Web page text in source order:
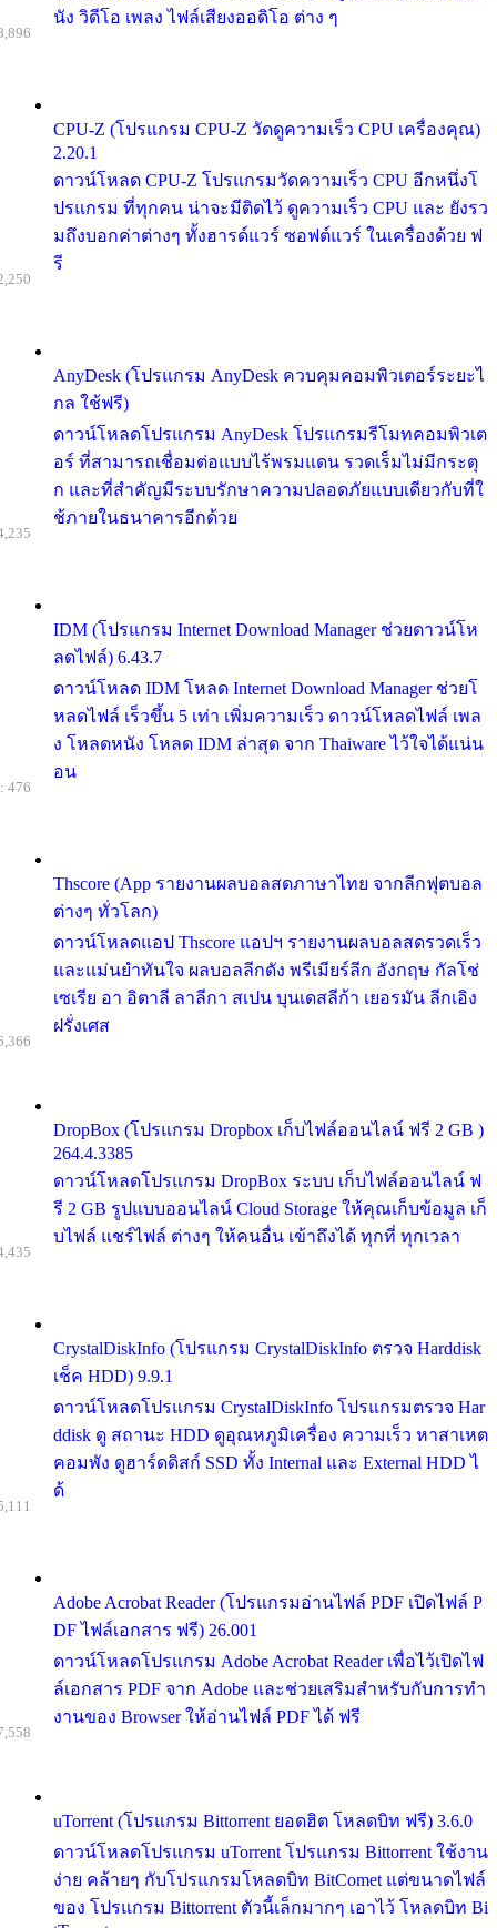
นัง วิดีโอ เพลง ไฟล์เสียงออดิโอ ต่าง ๆ
CPU-Z (โปรแกรม CPU-Z วัดดูความเร็ว CPU เครื่องคุณ)
2.20.1
ดาวน์โหลด CPU-Z โปรแกรมวัดความเร็ว CPU อีกหนึ่งโ
ปรแกรม ที่ทุกคน น่าจะมีติดไว้ ดูความเร็ว CPU และ ยังรว
มถึงบอกค่าต่างๆ ทั้งฮารด์แวร์ ซอฟต์แวร์ ในเครื่องด้วย ฟ
รี
AnyDesk (โปรแกรม AnyDesk ควบคุมคอมพิวเตอร์ระยะไ
กล ใช้ฟรี)
ดาวน์โหลดโปรแกรม AnyDesk โปรแกรมรีโมทคอมพิวเต
อร์ ที่สามารถเชื่อมต่อแบบไร้พรมแดน รวดเร็มไม่มีกระตุ
ก และที่สำคัญมีระบบรักษาความปลอดภัยแบบเดียวกับที่ใ
ช้ภายในธนาคารอีกด้วย
IDM (โปรแกรม Internet Download Manager ช่วยดาวน์โห
ลดไฟล์) 6.43.7
ดาวน์โหลด IDM โหลด Internet Download Manager ช่วยโ
หลดไฟล์ เร็วขึ้น 5 เท่า เพิ่มความเร็ว ดาวน์โหลดไฟล์ เพล
ง โหลดหนัง โหลด IDM ล่าสุด จาก Thaiware ไว้ใจได้แน่น
อน
Thscore (App รายงานผลบอลสดภาษาไทย จากลีกฟุตบอล
ต่างๆ ทั่วโลก)
ดาวน์โหลดแอป Thscore แอปฯ รายงานผลบอลสดรวดเร็ว
และแม่นยำทันใจ ผลบอลลีกดัง พรีเมียร์ลีก อังกฤษ กัลโช่
เซเรีย อา อิตาลี ลาลีกา สเปน บุนเดสลีก้า เยอรมัน ลีกเอิง
ฝรั่งเศส
476
DropBox (โปรแกรม Dropbox เก็บไฟล์ออนไลน์ ฟรี 2 GB )
264.4.3385
ดาวน์โหลดโปรแกรม DropBox ระบบ เก็บไฟล์ออนไลน์ ฟ
รี 2 GB รูปแบบออนไลน์ Cloud Storage ให้คุณเก็บข้อมูล เก็
บไฟล์ แชร์ไฟล์ ต่างๆ ให้คนอื่น เข้าถึงได้ ทุกที่ ทุกเวลา
CrystalDiskInfo (โปรแกรม CrystalDiskInfo ตรวจ Harddisk
เช็ค HDD) 9.9.1
ดาวน์โหลดโปรแกรม CrystalDiskInfo โปรแกรมตรวจ Har
ddisk ดู สถานะ HDD ดูอุณหภูมิเครื่อง ความเร็ว หาสาเหต
คอมพัง ดูฮาร์ดดิสก์ SSD ทั้ง Internal และ External HDD ไ
ด้
Adobe Acrobat Reader (โปรแกรมอ่านไฟล์ PDF เปิดไฟล์ P
DF ไฟล์เอกสาร ฟรี) 26.001
ดาวน์โหลดโปรแกรม Adobe Acrobat Reader เพื่อไว้เปิดไฟ
ล์เอกสาร PDF จาก Adobe และช่วยเสริมสำหรับกับการทำ
งานของ Browser ให้อ่านไฟล์ PDF ได้ ฟรี
uTorrent (โปรแกรม Bittorrent ยอดฮิต โหลดบิท ฟรี) 3.6.0
ดาวน์โหลดโปรแกรม uTorrent โปรแกรม Bittorrent ใช้งาน
ง่าย คล้ายๆ กับโปรแกรมโหลดบิท BitComet แต่ขนาดไฟล์
ของ โปรแกรม Bittorrent ตัวนี้เล็กมากๆ เอาไว้ โหลดบิท Bi